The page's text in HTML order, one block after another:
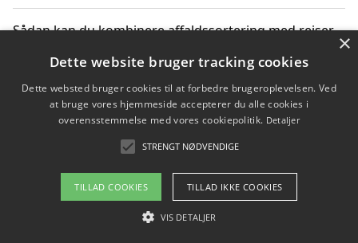
Sådan kan du kombinere affaldssortering med rejser
Hvordan affaldssortering kan bidrage til co2 reduktion
Om / kontakt
Blog Betingelser
×
Dette website bruger tracking cookies
Dette websted bruger cookies til at forbedre brugeroplevelsen. Ved
at bruge vores hjemmeside accepterer du alle cookies i
overensstemmelse med vores cookiepolitik. Detaljer
STRENGT NØDVENDIGE
TILLAD COOKIES TILLAD IKKE COOKIES
VIS DETALJER